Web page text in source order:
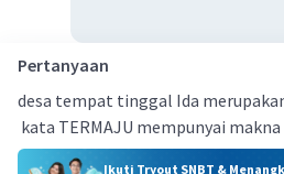
Pertanyaan
desa tempat tinggal Ida
kata TERMAJU mempunyai makna
Ikuti Tryout SNBT &